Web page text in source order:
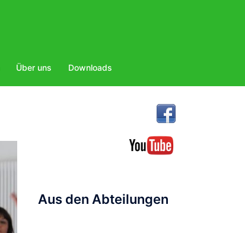
Über uns Downloads
Aus den Abteilungen